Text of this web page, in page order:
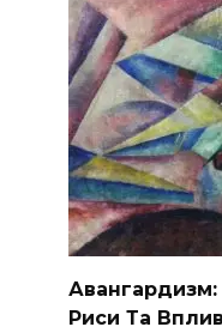
Авангардизм:
Риси Та